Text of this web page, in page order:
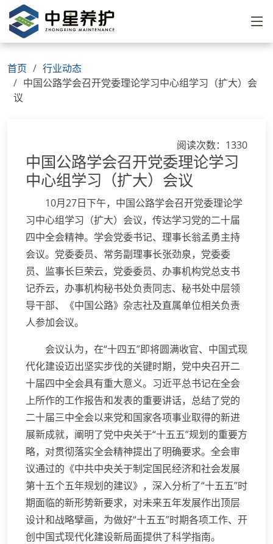
首页
行业动态
中国公路学会召开党委理论学习中心组学习（扩大）会
议
阅读次数：1330
中国公路学会召开党委理论学习
中心组学习（扩大）会议
10月27日下午，中国公路学会召开党委理论学
习中心组学习（扩大）会议，传达学习党的二十届
四中全会精神。学会党委书记、理事长翁孟勇主持
会议。党委委员、常务副理事长张劲泉，党委委
员、监事长巨荣云，党委委员、办事机构党总支书
记乔云，办事机构秘书处负责同志、秘书处中层领
导干部、《中国公路》杂志社及直属单位相关负责
人参加会议。
会议认为，在“十四五”即将圆满收官、中国式现
代化建设迈出坚实步伐的关键时期，党中央召开二
十届四中全会具有重大意义。习近平总书记在全会
上所作的工作报告和发表的重要讲话，总结了党的
二十届三中全会以来党和国家各项事业取得的新进
展新成就，阐明了党中央关于“十五五”规划的重要方
略，对贯彻落实全会精神提出了明确要求。全会审
议通过的《中共中央关于制定国民经济和社会发展
第十五个五年规划的建议》，深入分析了“十五五”时
期面临的新形势新要求，对未来五年发展作出顶层
设计和战略擘画，为做好“十五五”时期各项工作、开
创中国式现代化建设新局面提供了科学指南。